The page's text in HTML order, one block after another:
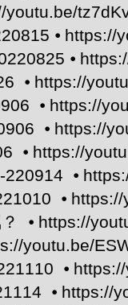
youtu.be/
⦁ https://
⦁
⦁ https://
⦁ https://
⦁ https://
⦁ https://
220914 ⦁
⦁ https://
⦁ https://
youtu.be/
⦁
⦁ https://